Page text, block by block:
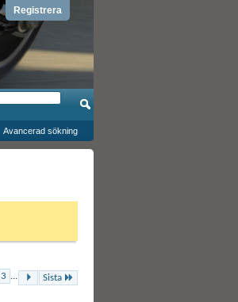
Registrera
Avancerad sökning
3 ... Sista